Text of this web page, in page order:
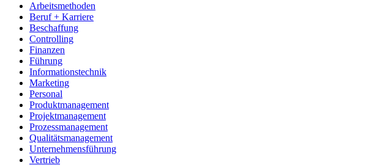
Arbeitsmethoden
Beruf + Karriere
Beschaffung
Controlling
Finanzen
Führung
Informationstechnik
Marketing
Personal
Produktmanagement
Projektmanagement
Prozessmanagement
Qualitätsmanagement
Unternehmensführung
Vertrieb